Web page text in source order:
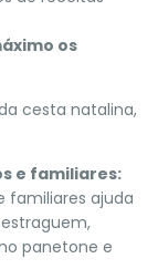
os
cesta natalina,
e familiares:
familiares ajuda
panetone e